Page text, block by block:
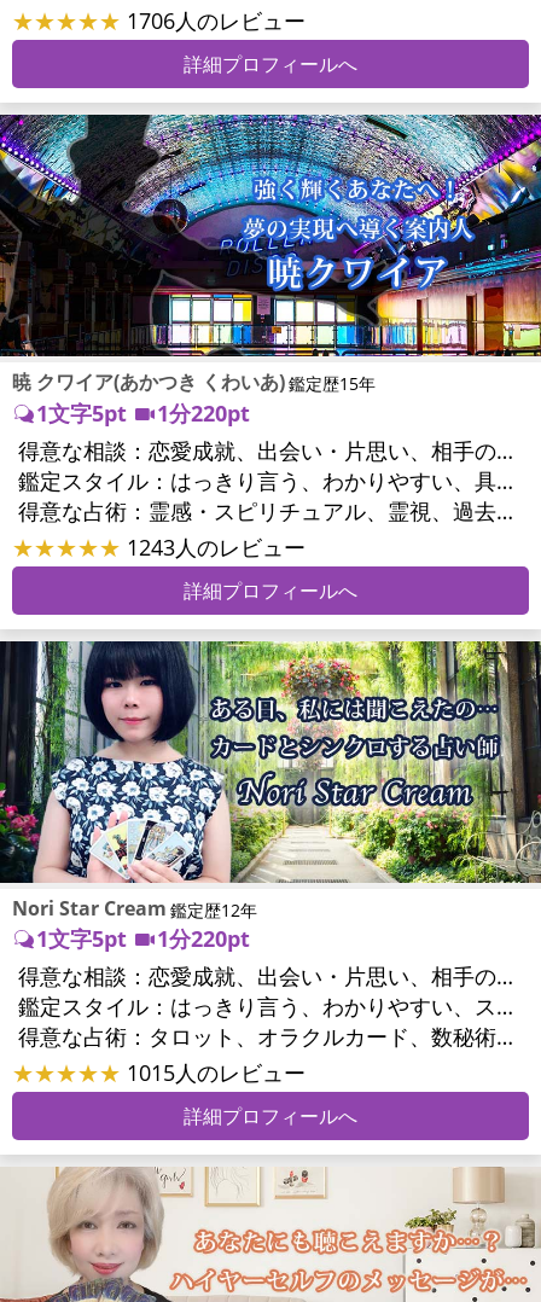
★★★★★ 1706人のレビュー
詳細プロフィールへ
暁 クワイア(あかつき くわいあ)鑑定歴15年
1文字5pt
1分220pt
得意な相談：
恋愛成就、出会い・片思い、相手の気持ち、相性、結婚、男心・女心、二人の今後、複雑な恋愛、三角関係、略奪愛、浮気、不倫、離婚、人間関係、職場の人間関係、対人関係、仕事運、適職、天職、転職、進路、就職、人生全般、使命、人事、開業、廃業、夢、目標、ビジネスチャンス、ビジネスパートナー、家族関係、夫婦関係、家庭問題、夫婦問題、精神問題、ストレス、人生相談、ご先祖様、守護霊様、お墓参り、魂の本質、前世、来世、ペットの気持ち、引越し・転居、方位、健康運、金運
鑑定スタイル：
はっきり言う、わかりやすい、具体的、納得感、情報量が多い、友達のように相談できる、聞き上手、とても話しやすい、じっくり聞いてくれる、愛にあふれ温かい、勇気をくれる、前向き・元気になれる、実力派
得意な占術：
霊感・スピリチュアル、霊視、過去視、前世・来世、オーラ、ソウルメイト、ペットの気持ち、タロット、オラクルカード、姓名判断、四柱推命、占星術、数秘術、カラー診断、陰陽五行、人相(顔相)、カウンセリング、オリジナル占術
★★★★★ 1243人のレビュー
詳細プロフィールへ
Nori Star Cream 鑑定歴12年
1文字5pt
1分220pt
得意な相談：
恋愛成就、出会い・片思い、相手の気持ち、相性、結婚、二人の今後、複雑な恋愛、浮気、不倫、復縁、離婚、同性愛・LGBT、人間関係、対人関係、仕事運、人生全般、目標、ビジネスチャンス、家庭問題、夫婦問題、親族問題、心の問題、人生相談
鑑定スタイル：
はっきり言う、わかりやすい、スピード鑑定、具体的、友達のように相談できる、聞き上手、とても話しやすい、じっくり聞いてくれる、愛にあふれ温かい、勇気をくれる、前向き・元気になれる
得意な占術：
タロット、オラクルカード、数秘術、易学、ルーン、サイコロ、カウンセリング、オリジナル占術、ルノルマンカード
★★★★★ 1015人のレビュー
詳細プロフィールへ